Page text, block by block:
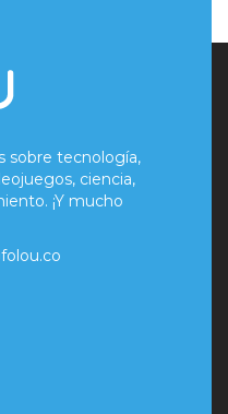
sobre tecnología,
ciencia,
¡Y mucho